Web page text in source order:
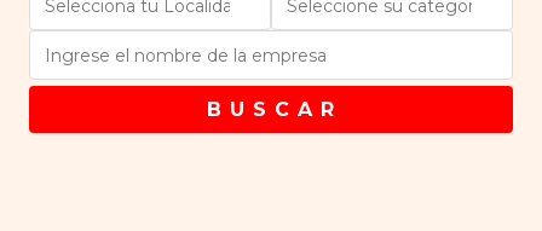
B U S C A R